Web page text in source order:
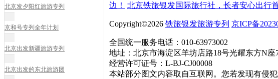
北京发夕阳红旅游专列
京和号专列全年计划
北京出发新疆旅游专列
北京出发的东北旅游团
边！
北京铁旅银发国际旅行社，长者安心出行
Copyright©2026 铁旅银发旅游专列 京ICP备
全国统一服务电话：010-63973002
地址：北京市海淀区羊坊店路18号光耀东方N座
经营许可证号：L-BJ-CJ00008
本站部分图文内容取自互联网。您若发现有侵